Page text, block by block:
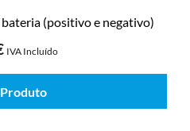
(positivo e negativo)
IVA Incluído